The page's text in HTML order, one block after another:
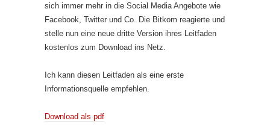
sich immer mehr in die Social Media Angebote wie
Facebook, Twitter und Co. Die Bitkom reagierte und
stelle nun eine neue dritte Version ihres Leitfaden
kostenlos zum Download ins Netz.
Ich kann diesen Leitfaden als eine erste
Informationsquelle empfehlen.
Download als pdf